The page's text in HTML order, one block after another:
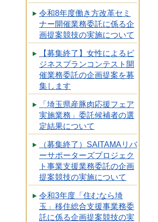
令和8年度働き方改革セミ
ナー開催業務委託に係る企
画提案競技の実施について
【募集終了】女性によるビ
ジネスプランコンテスト開
催業務委託の企画提案を募
集します
「埼玉県産豚肉応援フェア
実施業務」委託候補者の選
定結果について
（募集終了）SAITAMAリバ
ーサポーターズプロジェク
ト事業支援業務委託の企画
提案競技の実施について
令和3年度「住むなら埼
玉」移住総合支援事業務委
託に係る企画提案競技の実